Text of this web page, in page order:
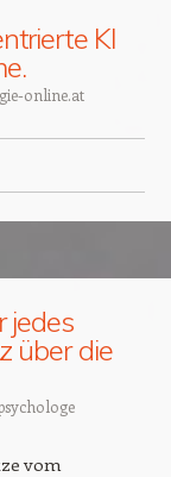
KI
online.at
jedes
über die
vom